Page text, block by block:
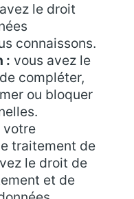
le droit
connaissons.
: vous avez le
compléter,
ou bloquer
votre
traitement de
le droit de
et de